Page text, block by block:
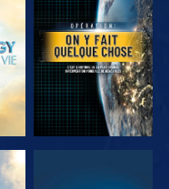
REGARDER